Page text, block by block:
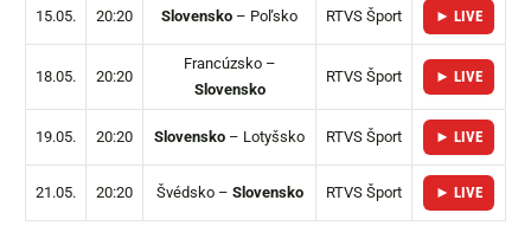
15.05. 20:20 Slovensko – Poľsko RTVS Šport ► LIVE
18.05. 20:20
Francúzsko –
Slovensko
RTVS Šport ► LIVE
19.05. 20:20 Slovensko – Lotyšsko RTVS Šport ► LIVE
21.05. 20:20 Švédsko – Slovensko RTVS Šport ► LIVE